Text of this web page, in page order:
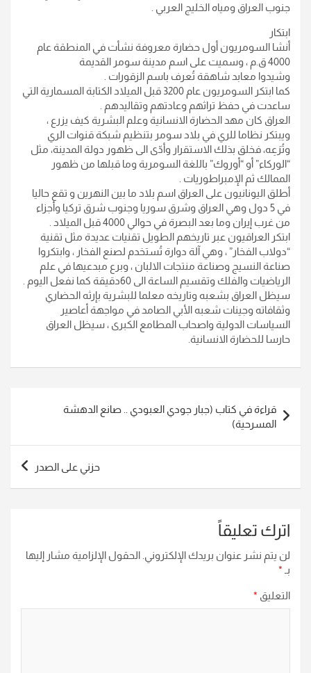
جنوب العراق ومياه الخليج العربي .
ابتكار
أنشا السومريون أول حضارة معروفة نشأت في المنطقة عام
4000 ق.م ، وسميت على اسم مدينة سومر القديمة
وشيدوا معابد شاهقة تُعرف باسم الزقورات .
كما ابتكر السومريون عام 3200 قبل الميلاد الكتابة المسمارية التي
ساعدت في حفظ تراثهم وعادتهم وتقاليدهم .
العراق كان مهد الحضارة الانسانية وعلم البشرية كيف يزرع ،
ويبتكر نظاما للري في بلاد سومر بتنظيم شبكة قنوات الري
وتُرَعِه، فخلق بذلك الاستقرار وأدّى الى ظهور دولة المدينة، مثل
“الوركاء” أو “أوروك” باللغة السومرية وما قبلها من ظهور
الممالك ثم الإمبراطوريات .
أطلق اليونانيون على العراق اسم بلاد ما بين النهرين و تقع حاليا
في 5 دول وهي العراق وشرق سوريا وجنوب شرق تركيا وأجزاء
من غرب إيران وما بعد البصرة في حوالي 4000 قبل الميلاد .
ابتكر العراقيون عبر تاريخهم الطويل تقنيات عديدة مثل تقنية
“دولاب الفخار” ، وهي آلة دوارة تُستخدم لصنع الفخار ، وابتكروا
صناعة النسيج وصناعة منتجات الالبان ، وبرع مبدعيها في علم
الرياضيات والفلك وتقسيم الساعة الى 60دقيقة كما نفعل اليوم .
سيظل العراق بشعبه وتاريخه معلما للبشرية بإرثه الحضاري
وثقافاته وجينات شعبه الأبي الصامد في مواجهة أعاصير
السياسات الدولية واصحاب المطامع الكبرى ، سيظل العراق
حارسا للحضارة الانسانية.
المقالات
قراءة في كتاب (جبار جودي العبودي .. صانع الدهشة
المسرحية)
حزني على الصدر
اترك تعليقاً
لن يتم نشر عنوان بريدك الإلكتروني. الحقول الإلزامية مشار إليها
بـ *
التعليق *